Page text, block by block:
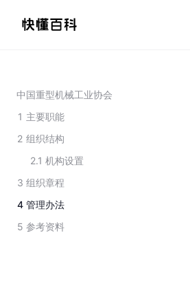
中国重型机械工业协会
1 主要职能
2 组织结构
2.1 机构设置
3 组织章程
4 管理办法
5 参考资料